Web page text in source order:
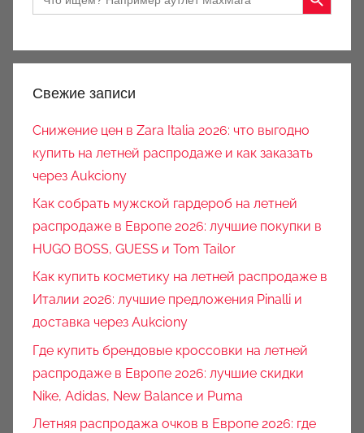
for:
Свежие записи
Снижение цен в Zara Italia 2026: что выгодно
купить на летней распродаже и как заказать
через Aukciony
Как собрать мужской гардероб на летней
распродаже в Европе 2026: лучшие покупки в
HUGO BOSS, GUESS и Tom Tailor
Как купить косметику на летней распродаже в
Италии 2026: лучшие предложения Pinalli и
доставка через Aukciony
Где купить брендовые кроссовки на летней
распродаже в Европе 2026: лучшие скидки
Nike, Adidas, New Balance и Puma
Летняя распродажа очков в Европе 2026: где